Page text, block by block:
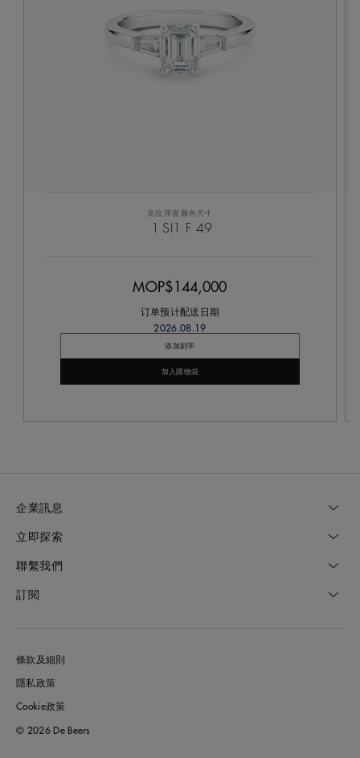
克拉 淨度
SI1
颜色
F
尺寸
49
MOP$144,000
订单预计配送日期
2026.08.19
添加刻字
加入購物袋
企業訊息
立即探索
聯繫我們
訂閱
條款及細則
隱私政策
Cookie政策
© 2026 De Beers